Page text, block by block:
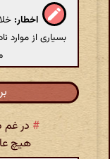
اخطار:
بسیاری از موارد
# در غم
هیچ